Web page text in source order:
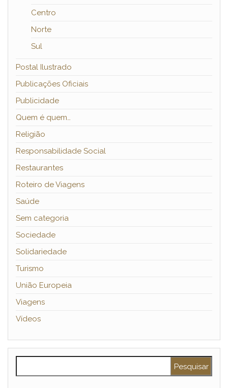
Centro
Norte
Sul
Postal Ilustrado
Publicações Oficiais
Publicidade
Quem é quem…
Religião
Responsabilidade Social
Restaurantes
Roteiro de Viagens
Saúde
Sem categoria
Sociedade
Solidariedade
Turismo
União Europeia
Viagens
Vídeos